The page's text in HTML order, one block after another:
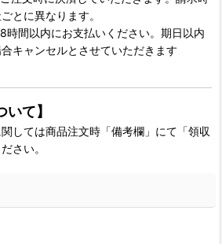
とに異なります。
間以内にお支払いください。期日以内
キャンセルとさせていただきます
いて】
しては商品注文時「備考欄」にて「領収
さい。